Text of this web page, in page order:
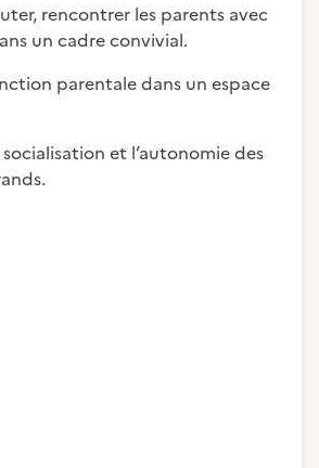
rencontrer les parents avec
un cadre convivial.
parentale dans un espace
et l’autonomie des